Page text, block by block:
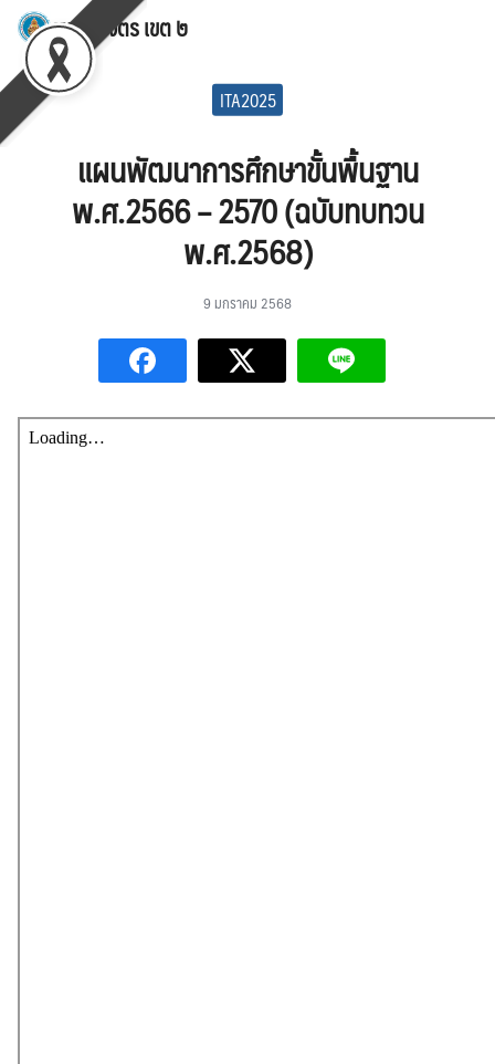
Skip
content
สพป.พิจิตร เขต ๒
ITA2025
แผนพัฒนาการศึกษาขั้นพื้นฐาน
พ.ศ.2566 – 2570 (ฉบับทบทวน
พ.ศ.2568)
9 มกราคม 2568